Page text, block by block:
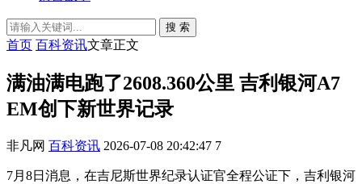
搜 索
首页 百科资讯文章正文
满油满电跑了2608.360公里 吉利银河A7
EM创下新世界记录
非凡网 百科资讯 2026-07-08 20:42:47 7
7月8日消息，在吉尼斯世界纪录认证官全程公证下，吉利银河